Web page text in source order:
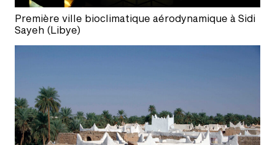
Première ville bioclimatique aérodynamique à Sidi
Sayeh (Libye)